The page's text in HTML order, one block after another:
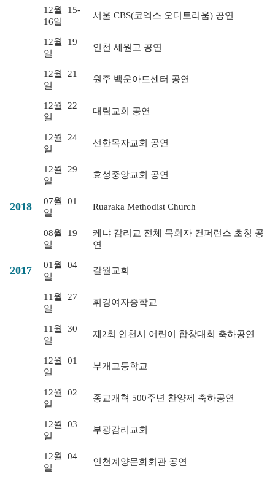
12월
15-
16일
서울 CBS(코엑스 오디토리움) 공연
12월
19
일
인천 세원고 공연
12월
21
일
원주 백운아트센터 공연
12월
22
일
대림교회 공연
12월
24
일
선한목자교회 공연
12월
29
일
효성중앙교회 공연
2018 07월
01
일
Ruaraka Methodist Church
08월
19
일
케냐 감리교 전체 목회자 컨퍼런스 초청 공
연
2017 01월
04
일
갈월교회
11월
27
일
휘경여자중학교
11월
30
일
제2회 인천시 어린이 합창대회 축하공연
12월
01
일
부개고등학교
12월
02
일
종교개혁 500주년 찬양제 축하공연
12월
03
일
부광감리교회
12월
04
일
인천계양문화회관 공연